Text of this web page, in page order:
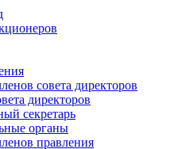
совета директоров
директоров
секретарь
органы
правления